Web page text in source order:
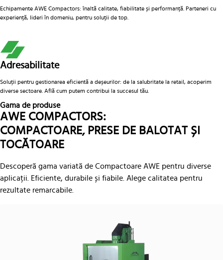
Echipamente AWE Compactors: înaltă calitate, fiabilitate și performanță. Parteneri cu
experiență, lideri în domeniu, pentru soluții de top.
Adresabilitate
Soluții pentru gestionarea eficientă a deșeurilor: de la salubritate la retail, acoperim
diverse sectoare. Află cum putem contribui la succesul tău.
Gama de produse
AWE COMPACTORS:
COMPACTOARE, PRESE DE BALOTAT ȘI
TOCĂTOARE
Descoperă gama variată de Compactoare AWE pentru diverse
aplicații. Eficiente, durabile și fiabile. Alege calitatea pentru
rezultate remarcabile.